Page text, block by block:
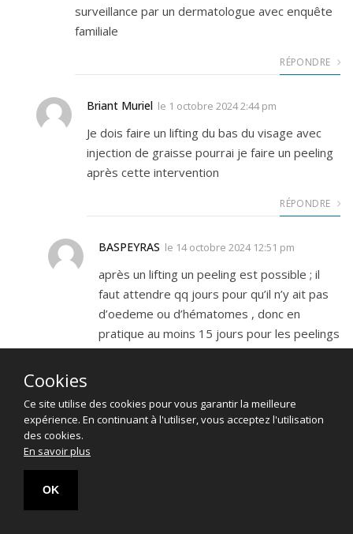
surveillance par un dermatologue avec enquête
familiale
RÉPONDRE
Briant Muriel le 1 octobre 2024 2:44 pm
Je dois faire un lifting du bas du visage avec
injection de graisse pourrai je faire un peeling
après cette intervention
RÉPONDRE
BASPEYRAS le 14 octobre 2024 12:51 pm
après un lifting un peeling est possible ; il
faut attendre qq jours pour qu’il n’y ait pas
d’oedeme ou d’hématomes , donc en
pratique au moins 15 jours pour les peelings
superficiels et 3 sem pour les peelings
Cookies
Ce site utilise des cookies pour vous garantir la meilleure
expérience. En continuant à l'utiliser, vous acceptez l'utilisation
des cookies.
En savoir plus
OK